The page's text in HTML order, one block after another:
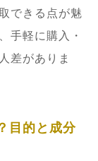
できる点が魅
手軽に購入・
差がありま
目的と成分